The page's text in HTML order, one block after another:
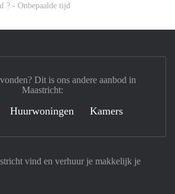
? - Onbepaalde tijd
vind en verhuur je makkelijk je
Dit is ons andere aanbod in
Maastricht:
Huurwoningen Kamers